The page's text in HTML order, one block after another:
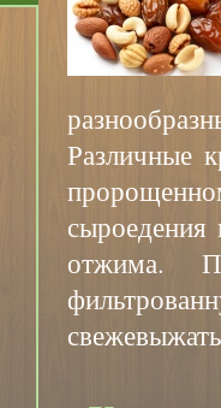
Различные
отжима.